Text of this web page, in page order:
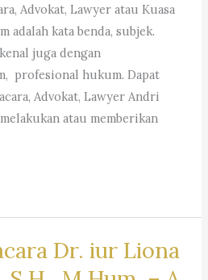
Advokat, Lawyer atau Kuasa
adalah kata benda, subjek.
juga dengan
profesional hukum. Dapat
Advokat, Lawyer Andri
atau memberikan
Dr. iur Liona